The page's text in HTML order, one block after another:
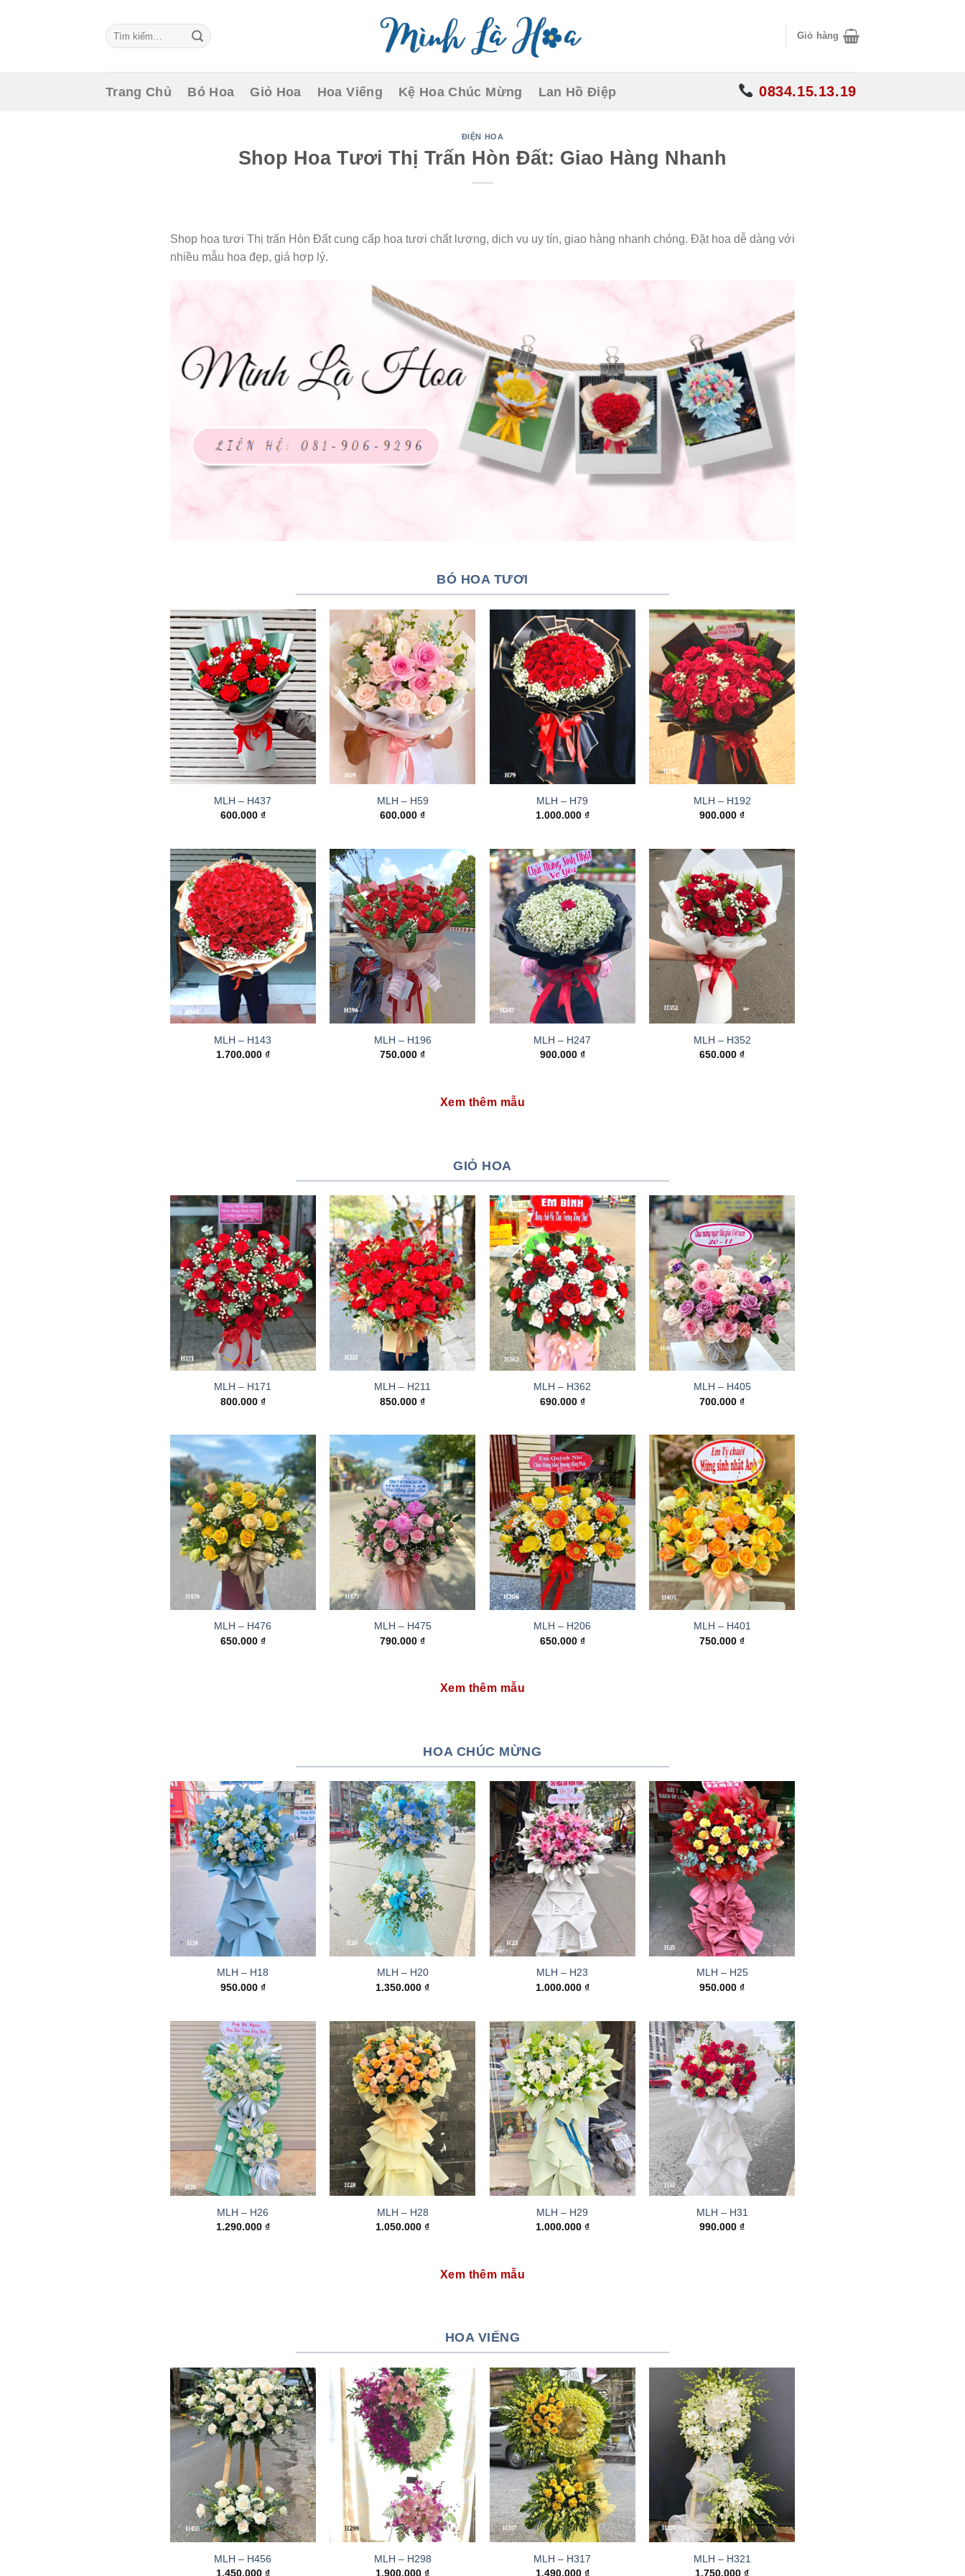
Tìm
kiếm:
Giỏ hàng
Trang Chủ Bó Hoa Giỏ Hoa Hoa Viếng Kệ Hoa Chúc Mừng Lan Hồ Điệp 0834.15.13.19
ĐIỆN HOA
Shop Hoa Tươi Thị Trấn Hòn Đất: Giao Hàng Nhanh
Shop hoa tươi Thị trấn Hòn Đất cung cấp hoa tươi chất lượng, dịch vụ uy tín, giao hàng nhanh chóng. Đặt hoa dễ dàng với
nhiều mẫu hoa đẹp, giá hợp lý.
BÓ HOA TƯƠI
MLH – H437
600.000 ₫
MLH – H59
600.000₫
MLH – H79
1.000.000 ₫
MLH – H192
900.000₫
MLH – H143
1.700.000 ₫
MLH – H196
750.000₫
MLH – H247
900.000 ₫
MLH – H352
650.000₫
Xem thêm mẫu
GIỎ HOA
MLH – H171
800.000 ₫
MLH – H211
850.000₫
MLH – H362
690.000 ₫
MLH – H405
700.000₫
MLH – H476
650.000 ₫
MLH – H475
790.000₫
MLH – H206
650.000 ₫
MLH – H401
750.000₫
Xem thêm mẫu
HOA CHÚC MỪNG
MLH – H18
950.000 ₫
MLH – H20
1.350.000₫
MLH – H23
1.000.000 ₫
MLH – H25
950.000₫
MLH – H26
1.290.000 ₫
MLH – H28
1.050.000₫
MLH – H29
1.000.000 ₫
MLH – H31
990.000₫
Xem thêm mẫu
HOA VIẾNG
MLH – H456
1.450.000 ₫
MLH – H298
1.900.000₫
MLH – H317
1.490.000 ₫
MLH – H321
1.750.000₫